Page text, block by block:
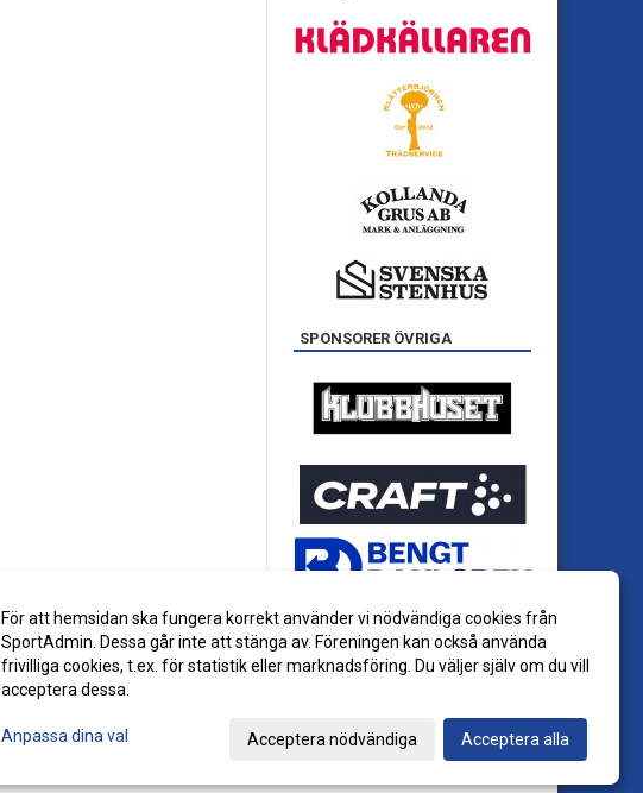
SPONSORER ÖVRIGA
För att hemsidan ska fungera korrekt använder vi nödvändiga cookies från
SportAdmin. Dessa går inte att stänga av. Föreningen kan också använda
frivilliga cookies, t.ex. för statistik eller marknadsföring. Du väljer själv om du vill
acceptera dessa.
Anpassa dina val Acceptera nödvändiga Acceptera alla